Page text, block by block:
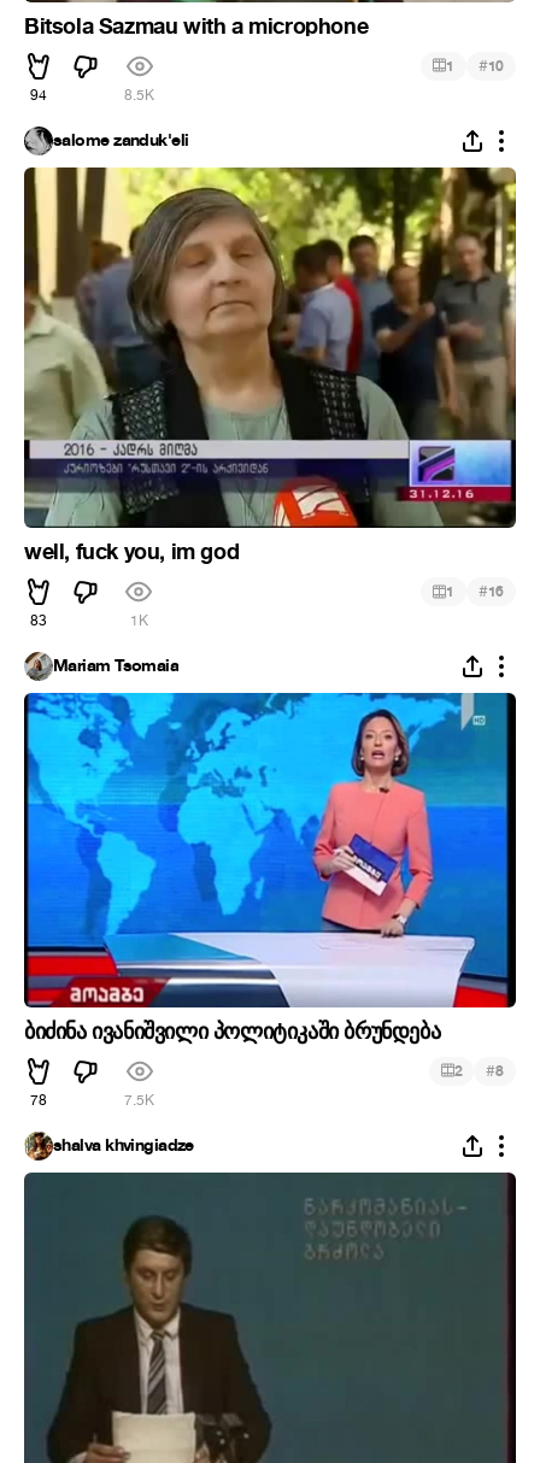
Bitsola Sazmau with a microphone
94 8.5K
1 #10
salome zanduk'eli
well, fuck you, im god
83 1K
1 #16
Mariam Tsomaia
ბიძინა ივანიშვილი პოლიტიკაში ბრუნდება
78 7.5K
2 #8
shalva khvingiadze